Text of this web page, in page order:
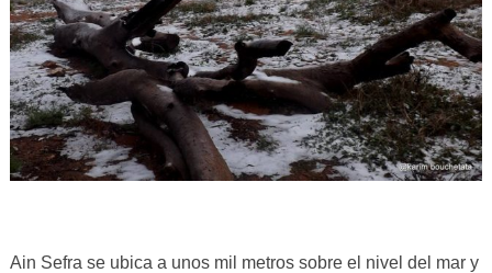
Ain Sefra se ubica a unos mil metros sobre el nivel del mar y